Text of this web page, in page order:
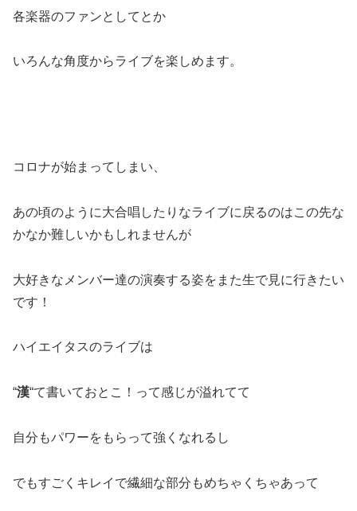
各楽器のファンとしてとか
いろんな角度からライブを楽しめます。
コロナが始まってしまい、
あの頃のように大合唱したりなライブに戻るのはこの先な
かなか難しいかもしれませんが
大好きなメンバー達の演奏する姿をまた生で見に行きたい
です！
ハイエイタスのライブは
“漢“て書いておとこ！って感じが溢れてて
自分もパワーをもらって強くなれるし
でもすごくキレイで繊細な部分もめちゃくちゃあって